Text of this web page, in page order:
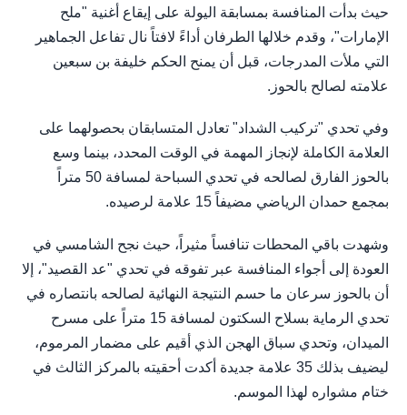
حيث بدأت المنافسة بمسابقة اليولة على إيقاع أغنية "ملح
الإمارات"، وقدم خلالها الطرفان أداءً لافتاً نال تفاعل الجماهير
التي ملأت المدرجات، قبل أن يمنح الحكم خليفة بن سبعين
علامته لصالح بالحوز.
وفي تحدي "تركيب الشداد" تعادل المتسابقان بحصولهما على
العلامة الكاملة لإنجاز المهمة في الوقت المحدد، بينما وسع
بالحوز الفارق لصالحه في تحدي السباحة لمسافة 50 متراً
بمجمع حمدان الرياضي مضيفاً 15 علامة لرصيده.
وشهدت باقي المحطات تنافساً مثيراً، حيث نجح الشامسي في
العودة إلى أجواء المنافسة عبر تفوقه في تحدي "عد القصيد"، إلا
أن بالحوز سرعان ما حسم النتيجة النهائية لصالحه بانتصاره في
تحدي الرماية بسلاح السكتون لمسافة 15 متراً على مسرح
الميدان، وتحدي سباق الهجن الذي أقيم على مضمار المرموم،
ليضيف بذلك 35 علامة جديدة أكدت أحقيته بالمركز الثالث في
ختام مشواره لهذا الموسم.